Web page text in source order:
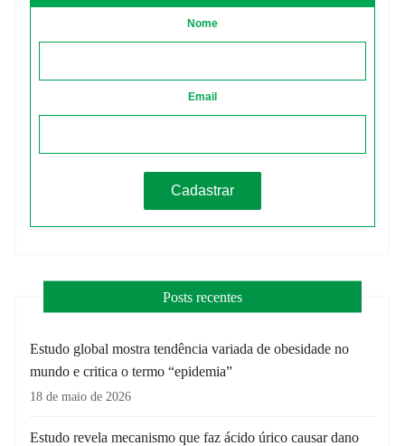
Nome
Email
Posts recentes
Estudo global mostra tendência variada de obesidade no
mundo e critica o termo “epidemia”
18 de maio de 2026
Estudo revela mecanismo que faz ácido úrico causar dano